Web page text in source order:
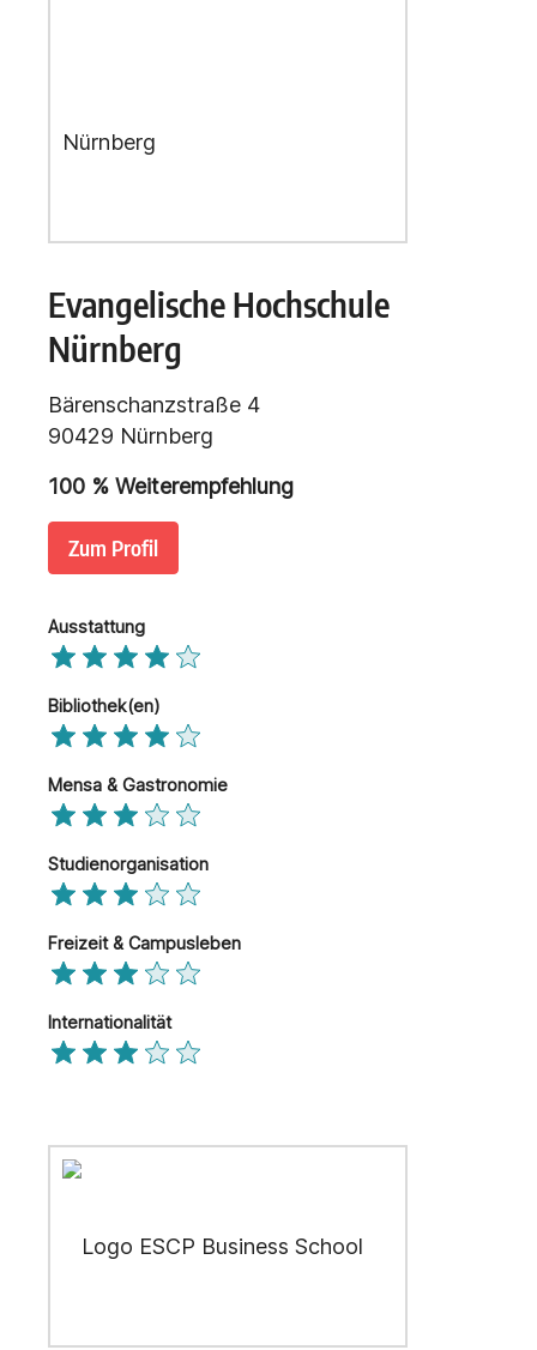
Evangelische Hochschule
Nürnberg
Bärenschanzstraße 4
90429 Nürnberg
100 % Weiterempfehlung
Zum Profil
Ausstattung
Bibliothek(en)
Mensa & Gastronomie
Studienorganisation
Freizeit & Campusleben
Internationalität